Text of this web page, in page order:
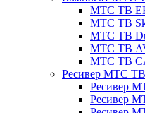
МТС ТВ
МТС ТВ
МТС ТВ
МТС ТВ
МТС ТВ
Ресивер МТС ТВ
Ресивер
Ресивер